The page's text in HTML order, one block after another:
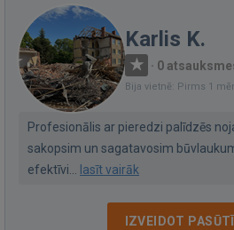
Karlis K.
· 0
Bija vietnē: Pirms 1
Profesionālis ar pieredzi palīdzēs
sakopsim un sagatavosim
efektīvi... lasīt vairāk
IZVEIDOT